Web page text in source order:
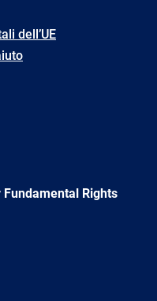
dell’UE
Rights